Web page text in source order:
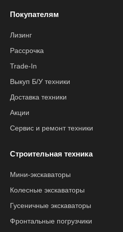
Покупателям
Лизинг
Рассрочка
Trade-In
Выкуп Б/У техники
Доставка техники
Акции
Сервис и ремонт техники
Строительная техника
Мини-экскаваторы
Колесные экскаваторы
Гусеничные экскаваторы
Фронтальные погрузчики